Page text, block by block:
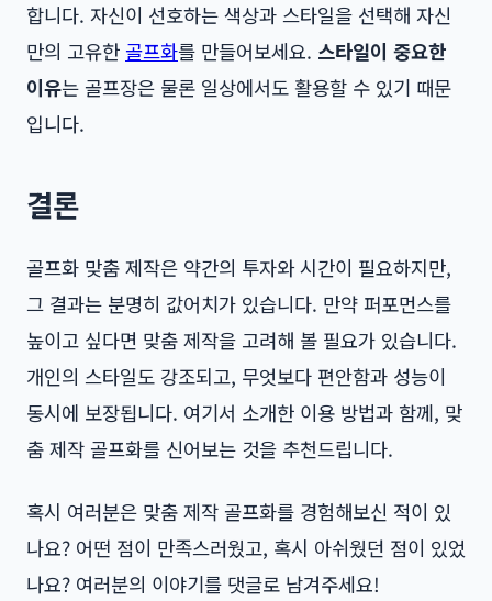
합니다. 자신이 선호하는 색상과 스타일을 선택해 자신
만의 고유한 골프화를 만들어보세요. 스타일이 중요한
이유는 골프장은 물론 일상에서도 활용할 수 있기 때문
입니다.
결론
골프화 맞춤 제작은 약간의 투자와 시간이 필요하지만,
그 결과는 분명히 값어치가 있습니다. 만약 퍼포먼스를
높이고 싶다면 맞춤 제작을 고려해 볼 필요가 있습니다.
개인의 스타일도 강조되고, 무엇보다 편안함과 성능이
동시에 보장됩니다. 여기서 소개한 이용 방법과 함께, 맞
춤 제작 골프화를 신어보는 것을 추천드립니다.
혹시 여러분은 맞춤 제작 골프화를 경험해보신 적이 있
나요? 어떤 점이 만족스러웠고, 혹시 아쉬웠던 점이 있었
나요? 여러분의 이야기를 댓글로 남겨주세요!